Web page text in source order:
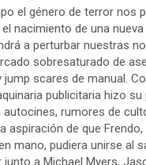
el género de terror nos
nacimiento de una
a perturbar nuestras
sobresaturado de
scares de manual.
publicitaria hizo su
autocines, rumores de
aspiración de que
mano, pudiera unirse al
a Michael Myers,